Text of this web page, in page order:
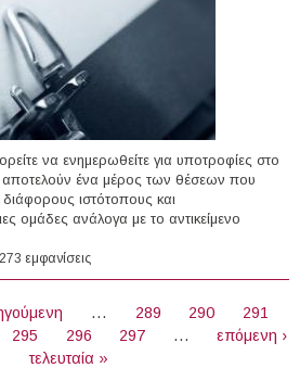
να ενημερωθείτε για υποτροφίες στο
αποτελούν ένα μέρος των θέσεων που
ιστότοπους και
ομάδες ανάλογα με το αντικείμενο
υποτροφίες στο εξωτερικό (31/10/2018)
εμφανίσεις
… 289 290
291
295 296 297 …
επόμενη ›
τελευταία »